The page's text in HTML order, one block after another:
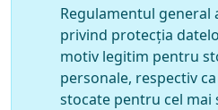
oricărei presiuni din partea
partea Ministerului Sănătății
Sănătate Publică din
cadrelor medicale care sunt
activitatea pe care au jurat că
Regulamentul general
privind protecția
motiv legitim pentru
personale, respectiv
stocate pentru cel